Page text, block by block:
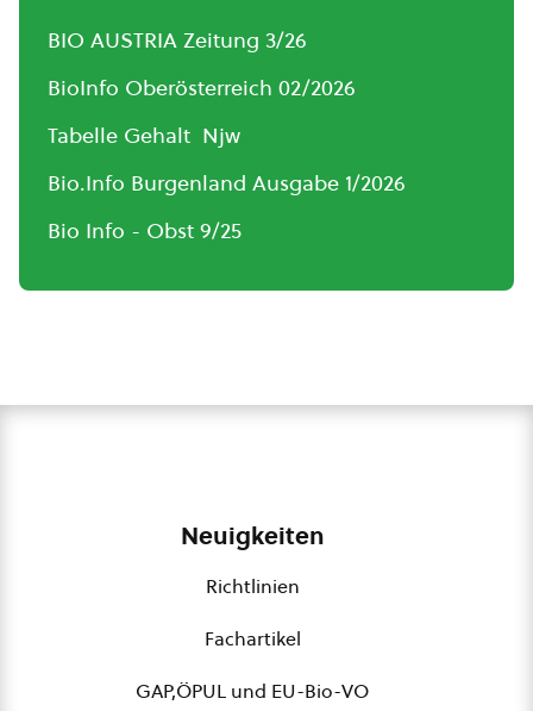
BIO AUSTRIA Zeitung 3/26
BioInfo Oberösterreich 02/2026
Tabelle Gehalt Njw
Bio.Info Burgenland Ausgabe 1/2026
Bio Info - Obst 9/25
Neuigkeiten
Richtlinien
Fachartikel
GAP,ÖPUL und EU-Bio-VO